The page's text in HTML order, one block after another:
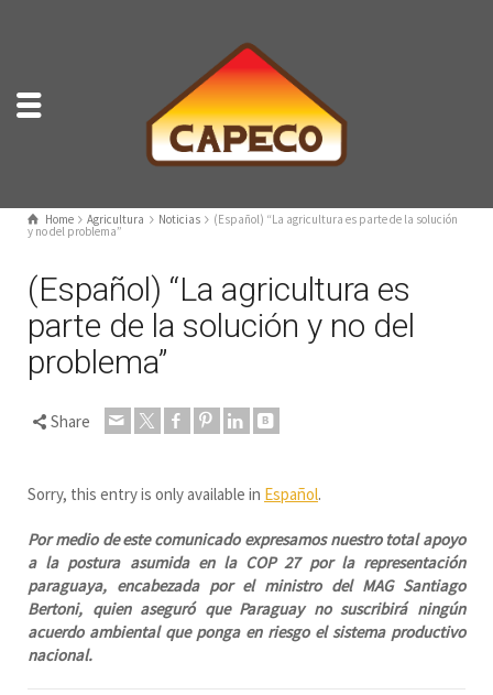
Home Agricultura Noticias (Español) “La agricultura es parte de la solución
y no del problema”
(Español) “La agricultura es
parte de la solución y no del
problema”
Share
Sorry, this entry is only available in Español.
Por medio de este comunicado expresamos nuestro total apoyo
a la postura asumida en la COP 27 por la representación
paraguaya, encabezada por el ministro del MAG Santiago
Bertoni, quien aseguró que Paraguay no suscribirá ningún
acuerdo ambiental que ponga en riesgo el sistema productivo
nacional.